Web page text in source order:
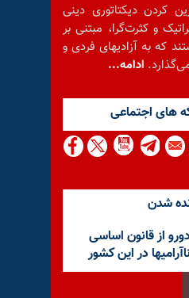
کردن دیکتاتوری دینی
و کثرت‌گرا، مبتنی بر
که به آزادیهای فردی و
ادامه...
هاى اجتماعى
شدن
از قانون اساسی
در این کشور